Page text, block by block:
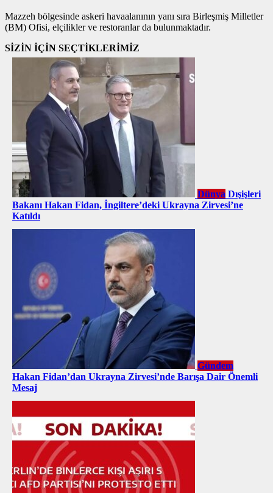
Mazzeh bölgesinde askeri havaalanının yanı sıra Birleşmiş Milletler
(BM) Ofisi, elçilikler ve restoranlar da bulunmaktadır.
SİZİN İÇİN SEÇTİKLERİMİZ
Dünya Dışişleri
Bakanı Hakan Fidan, İngiltere’deki Ukrayna Zirvesi’ne
Katıldı
Gündem
Hakan Fidan’dan Ukrayna Zirvesi’nde Barışa Dair Önemli
Mesaj